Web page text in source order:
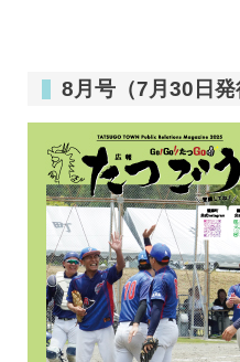
8月号（7月30日発